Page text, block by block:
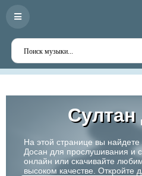
Султан
На этой странице вы
Досан для прослушивания и
онлайн или скачивайте
высоком качестве. Откройте